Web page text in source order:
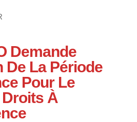
Demande
De La Période
Pour Le
À